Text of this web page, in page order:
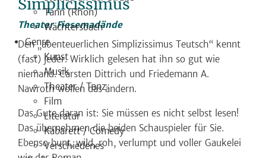
Tann (Rhön)
Wächtersbach
Genre
Kunst
Musik
Theater / Tanz
Film
Literatur
Kabarett / Comedy
Verschiedenes
Simplicissimus
Theater Fiesemadände
Den „abenteuerlichen Simplizissimus Teutsch“ kennt
(fast) jeder. Wirklich gelesen hat ihn so gut wie
niemand. Carsten Dittrich und Friedemann A.
Nawroth wollen das ändern.
Das Gute daran ist: Sie müssen es nicht selbst lesen!
Das übernehmen die beiden Schauspieler für Sie.
Ebenso bunt, wild, roh, verlumpt und voller Gaukelei